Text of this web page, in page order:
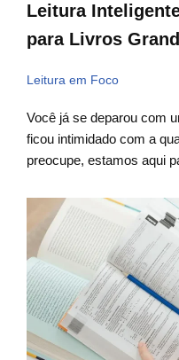
Leitura
para Livros
Leitura em Foco
Você já se deparou com
ficou intimidado com a
preocupe, estamos aqui